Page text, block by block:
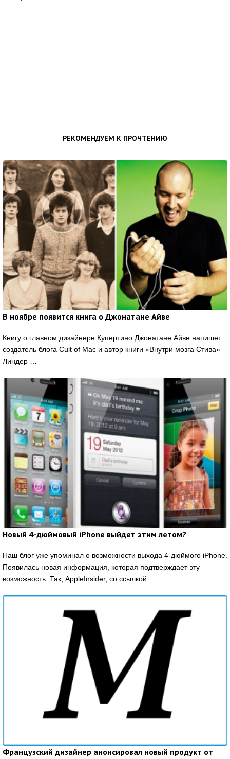
РЕКОМЕНДУЕМ К ПРОЧТЕНИЮ
В ноябре появится книга о Джонатане Айве
Книгу о главном дизайнере Купертино Джонатане Айве напишет
создатель блога Cult of Mac и автор книги «Внутри мозга Стива»
Линдер …
Новый 4-дюймовый iPhone выйдет этим летом?
Наш блог уже упоминал о возможности выхода 4-дюймого iPhone.
Появилась новая информация, которая подтверждает эту
возможность. Так, AppleInsider, со ссылкой …
Французский дизайнер анонсировал новый продукт от